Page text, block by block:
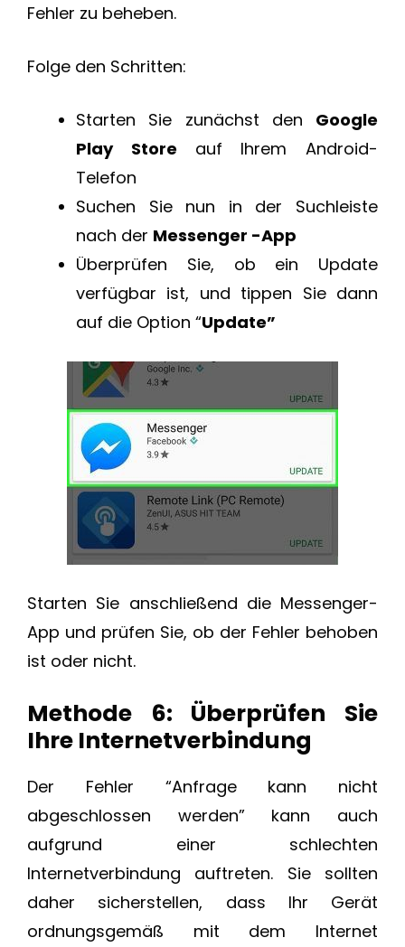
Fehler zu beheben.
Folge den Schritten:
Starten Sie zunächst den Google
Play Store auf Ihrem Android-
Telefon
Suchen Sie nun in der Suchleiste
nach der Messenger -App
Überprüfen Sie, ob ein Update
verfügbar ist, und tippen Sie dann
auf die Option “Update”
Starten Sie anschließend die Messenger-
App und prüfen Sie, ob der Fehler behoben
ist oder nicht.
Methode 6: Überprüfen Sie
Ihre Internetverbindung
Der Fehler “Anfrage kann nicht
abgeschlossen werden” kann auch
aufgrund einer schlechten
Internetverbindung auftreten. Sie sollten
daher sicherstellen, dass Ihr Gerät
ordnungsgemäß mit dem Internet